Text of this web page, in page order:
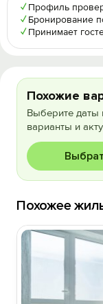
✓ Профиль
✓ Бронирование
✓ Принимает
Похожие
Выберите даты
варианты и
Похожее